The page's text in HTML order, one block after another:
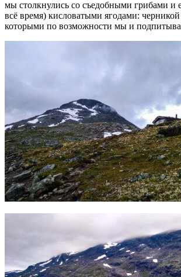
мы столкнулись со съедобными грибами и
всё время) кисловатыми ягодами:
которыми по возможности мы и